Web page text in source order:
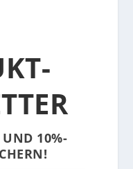
UND 10%-